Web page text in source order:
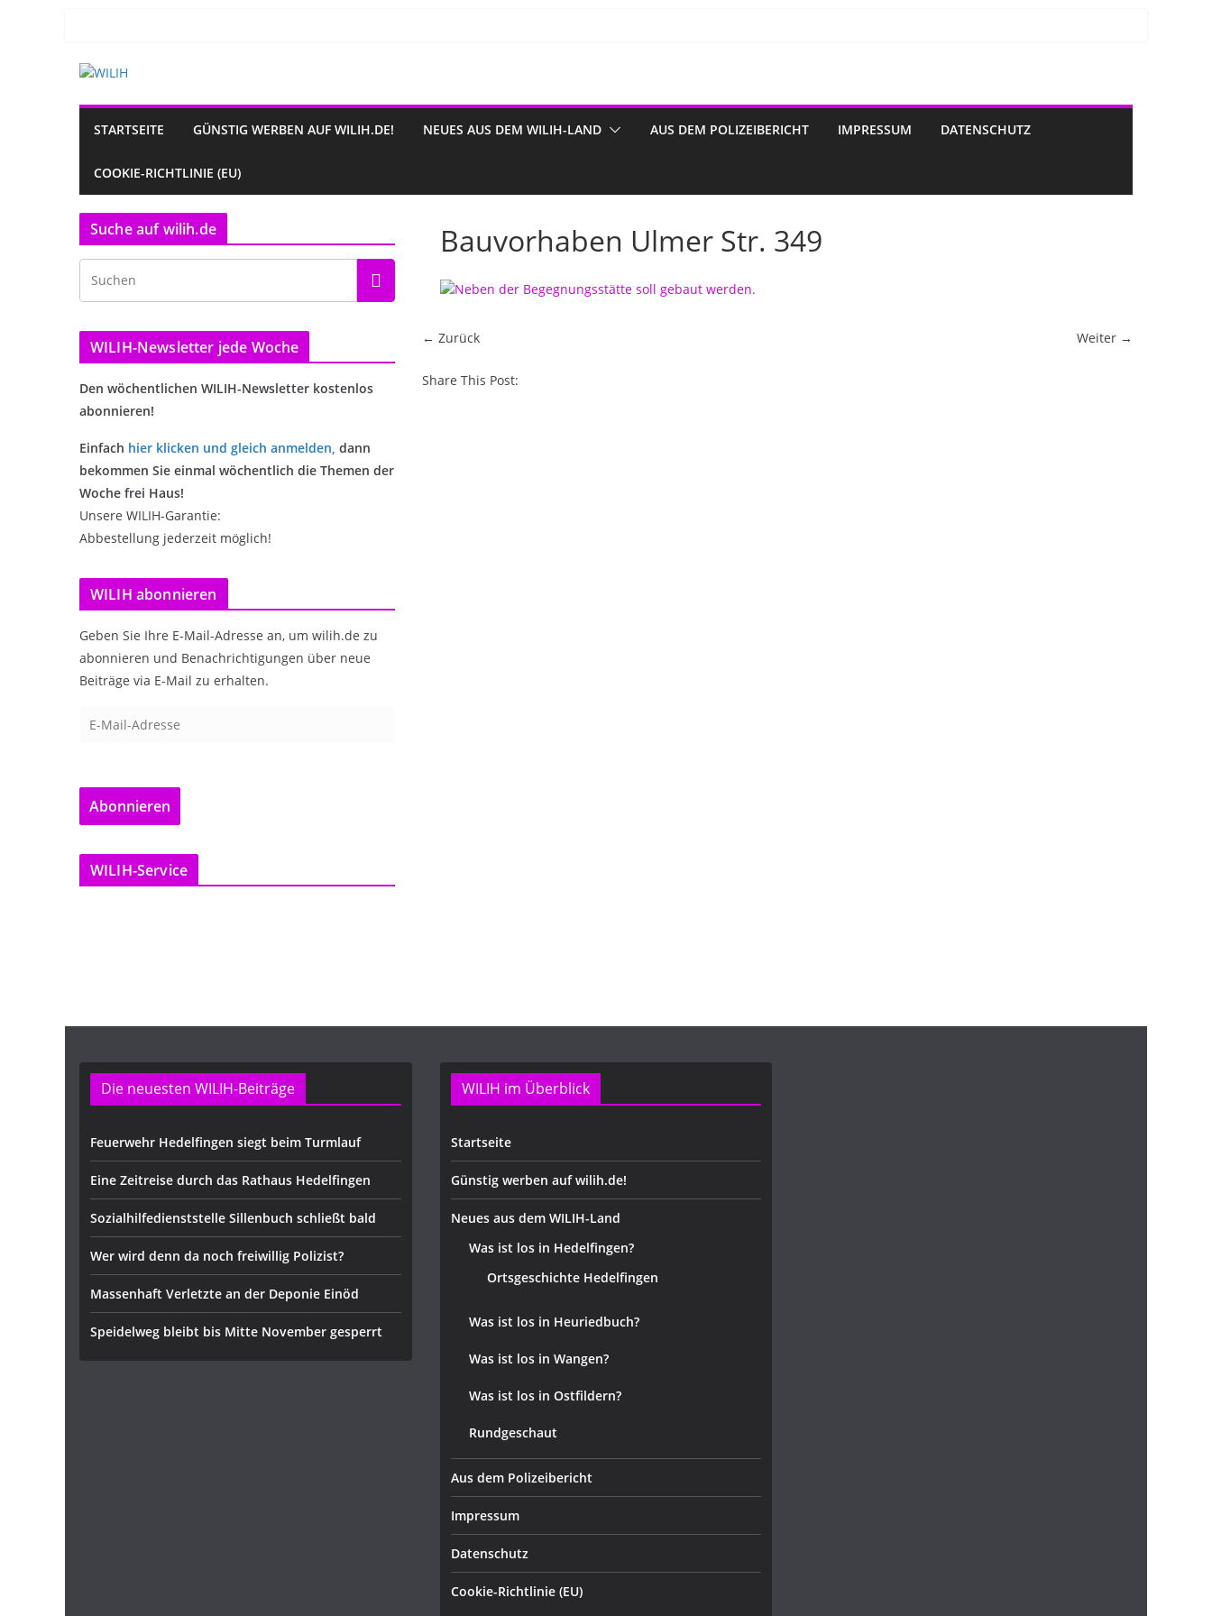
STARTSEITE GÜNSTIG WERBEN AUF WILIH.DE! NEUES AUS DEM WILIH-LAND AUS DEM POLIZEIBERICHT IMPRESSUM DATENSCHUTZ
COOKIE-RICHTLINIE (EU)
Bauvorhaben Ulmer Str. 349
← Zurück Weiter →
Share This Post:
Suche auf wilih.de
WILIH-Newsletter jede Woche
Den wöchentlichen WILIH-Newsletter kostenlos
abonnieren!
Einfach hier klicken und gleich anmelden, dann
bekommen Sie einmal wöchentlich die Themen der
Woche frei Haus!
Unsere WILIH-Garantie:
Abbestellung jederzeit möglich!
WILIH abonnieren
Geben Sie Ihre E-Mail-Adresse an, um wilih.de zu
abonnieren und Benachrichtigungen über neue
Beiträge via E-Mail zu erhalten.
a
l
-
Abonnieren
WILIH-Service
Die neuesten WILIH-Beiträge
Feuerwehr Hedelfingen siegt beim Turmlauf
Eine Zeitreise durch das Rathaus Hedelfingen
Sozialhilfedienststelle Sillenbuch schließt bald
Wer wird denn da noch freiwillig Polizist?
Massenhaft Verletzte an der Deponie Einöd
Speidelweg bleibt bis Mitte November gesperrt
WILIH im Überblick
Startseite
Günstig werben auf wilih.de!
Neues aus dem WILIH-Land
Was ist los in Hedelfingen?
Ortsgeschichte Hedelfingen
Was ist los in Heuriedbuch?
Was ist los in Wangen?
Was ist los in Ostfildern?
Rundgeschaut
Aus dem Polizeibericht
Impressum
Datenschutz
Cookie-Richtlinie (EU)